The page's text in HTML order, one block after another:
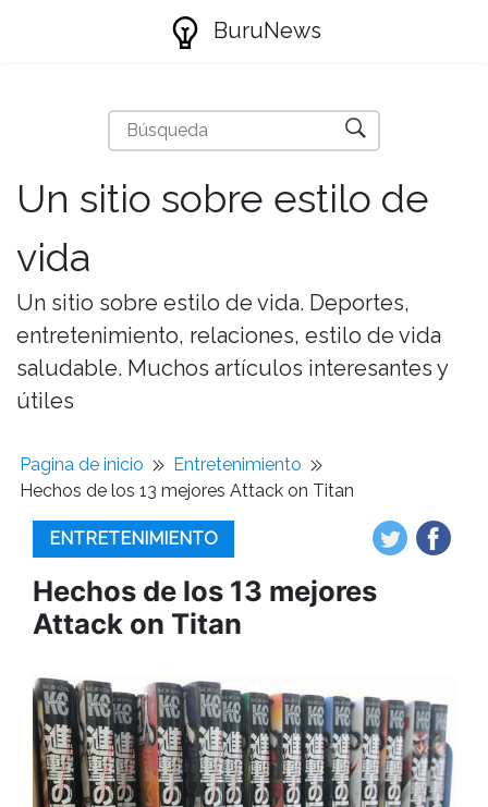
BuruNews
Un sitio sobre estilo de
vida
Un sitio sobre estilo de vida. Deportes,
entretenimiento, relaciones, estilo de vida
saludable. Muchos artículos interesantes y
útiles
Pagina de inicio
Entretenimiento
Hechos de los 13 mejores Attack on Titan
ENTRETENIMIENTO
Hechos de los 13 mejores
Attack on Titan